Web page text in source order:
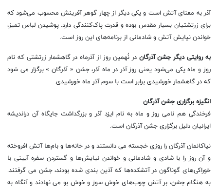
آذر به معنای آتش است و یکی دیگر از چهار گوهر آفرینش محسوب می‌شود که
برای زرتشتیان بسیار مقدس بوده و قدرت پاک‌کنندگی دارد. پوشیدن لباس تمیز،
خواندن نیایش آتش و شادمانی از برنامه‌های این روز است.
به روایتی دیگر جشن آذرگاندر نُهمین روز از آذرماه در گاهشمار زرتشتی که نام
روز و ماه یکی می‌شود یعنی روز آذر در ماه آذر، جشن « آذرگان » برگزار می شود
که در گاهشمار خورشیدی برابر است با سوم آذر ماه خورشیدی.
انگیزه برگزاری جشن آذرگان
فرخندگی هم نامی روز و ماه به نام ایزد آذر و بزرگداشت جایگاه آن دراندیشه
ایرانیان دلیل برگزاری جشن آذرگان است.
نیاکانمان آذرگان را روزی خجسته می دانستند و در خانه‌ها و بام‌ها آتش افروخته
و آن روز را با شادی و شادمانی و خواندن نیایش‌ها و گستردن سفره آیینی با
خوراکی‌های گوناگون در آتشکده‌ها که آذین بندی شده بودند، جشن می گرفتند.
به هنگام جشن، بر آتش چوب‌های خوش سوز و خوش بو می نهادند و آنگاه به